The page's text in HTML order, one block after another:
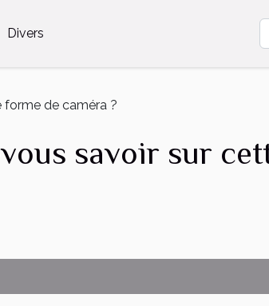
Divers
forme de caméra ?
savoir sur